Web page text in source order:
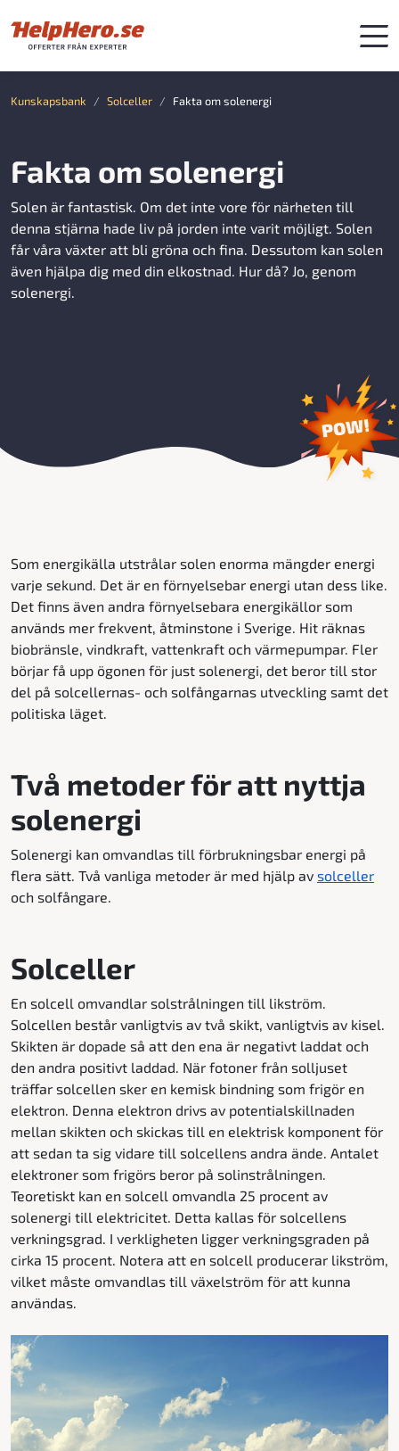
Kunskapsbank Solceller Fakta om solenergi
Fakta om solenergi
Solen är fantastisk. Om det inte vore för närheten till
denna stjärna hade liv på jorden inte varit möjligt. Solen
får våra växter att bli gröna och fina. Dessutom kan solen
även hjälpa dig med din elkostnad. Hur då? Jo, genom
solenergi.
Som energikälla utstrålar solen enorma mängder energi
varje sekund. Det är en förnyelsebar energi utan dess like.
Det finns även andra förnyelsebara energikällor som
används mer frekvent, åtminstone i Sverige. Hit räknas
biobränsle, vindkraft, vattenkraft och värmepumpar. Fler
börjar få upp ögonen för just solenergi, det beror till stor
del på solcellernas- och solfångarnas utveckling samt det
politiska läget.
Två metoder för att nyttja
solenergi
Solenergi kan omvandlas till förbrukningsbar energi på
flera sätt. Två vanliga metoder är med hjälp av solceller
och solfångare.
Solceller
En solcell omvandlar solstrålningen till likström.
Solcellen består vanligtvis av två skikt, vanligtvis av kisel.
Skikten är dopade så att den ena är negativt laddat och
den andra positivt laddad. När fotoner från solljuset
träffar solcellen sker en kemisk bindning som frigör en
elektron. Denna elektron drivs av potentialskillnaden
mellan skikten och skickas till en elektrisk komponent för
att sedan ta sig vidare till solcellens andra ände. Antalet
elektroner som frigörs beror på solinstrålningen.
Teoretiskt kan en solcell omvandla 25 procent av
solenergi till elektricitet. Detta kallas för solcellens
verkningsgrad. I verkligheten ligger verkningsgraden på
cirka 15 procent. Notera att en solcell producerar likström,
vilket måste omvandlas till växelström för att kunna
användas.